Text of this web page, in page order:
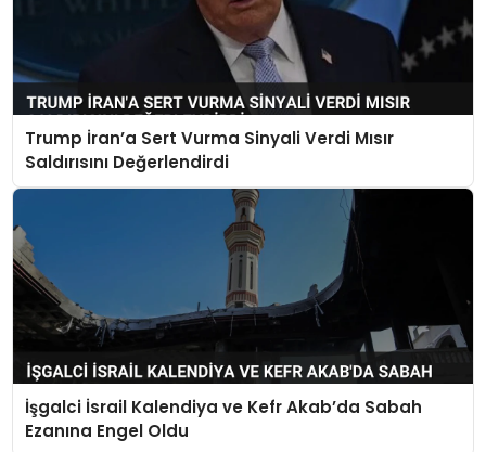
Trump İran’a Sert Vurma Sinyali Verdi Mısır
Saldırısını Değerlendirdi
İşgalci İsrail Kalendiya ve Kefr Akab’da Sabah
Ezanına Engel Oldu